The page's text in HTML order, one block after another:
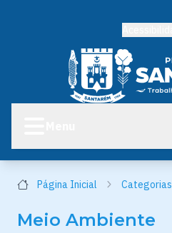
Página Inicial Categorias
Meio Ambiente